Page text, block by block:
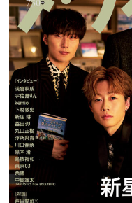
プレゼント
インタビュー
フィルム
Emoメン
ランキング